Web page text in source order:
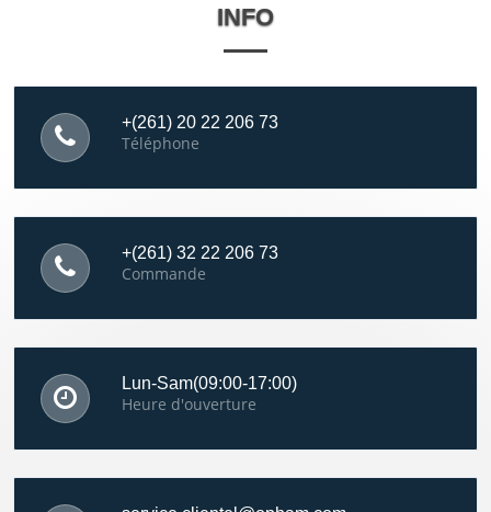
INFO
+(261) 20 22 206 73
Téléphone
+(261) 32 22 206 73
Commande
Lun-Sam(09:00-17:00)
Heure d'ouverture